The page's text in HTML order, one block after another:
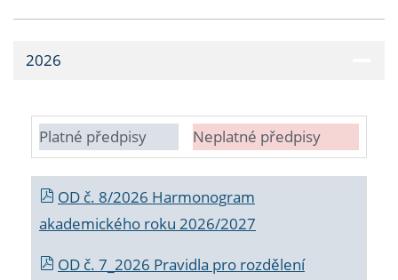
2026
Platné předpisy Neplatné předpisy
OD č. 8/2026 Harmonogram
akademického roku 2026/2027
OD č. 7_2026 Pravidla pro rozdělení